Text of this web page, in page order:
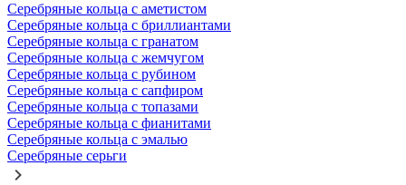
Серебряные кольца с аметистом
Серебряные кольца с бриллиантами
Серебряные кольца с гранатом
Серебряные кольца с жемчугом
Серебряные кольца с рубином
Серебряные кольца с сапфиром
Серебряные кольца с топазами
Серебряные кольца с фианитами
Серебряные кольца с эмалью
Серебряные серьги